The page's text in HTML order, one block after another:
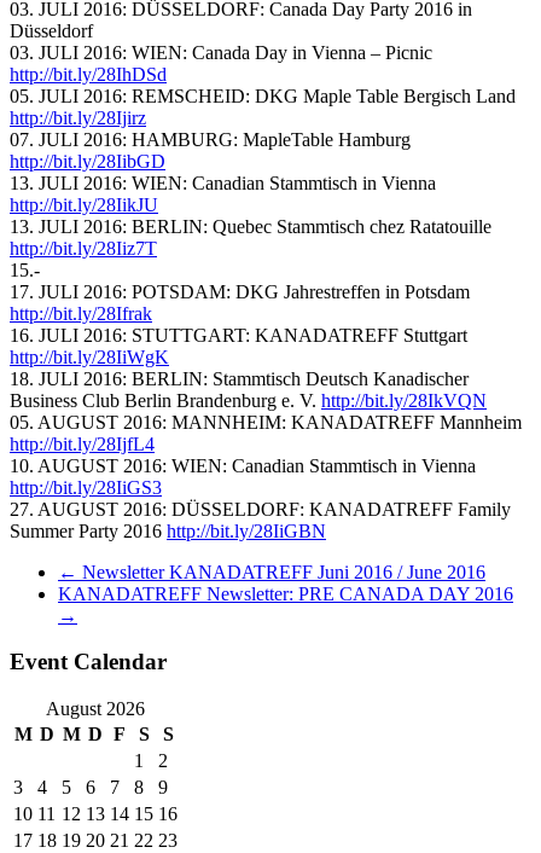
03. JULI 2016: DÜSSELDORF: Canada Day Party 2016 in
Düsseldorf
03. JULI 2016: WIEN: Canada Day in Vienna – Picnic
http://bit.ly/28IhDSd
05. JULI 2016: REMSCHEID: DKG Maple Table Bergisch Land
http://bit.ly/28Ijirz
07. JULI 2016: HAMBURG: MapleTable Hamburg
http://bit.ly/28IibGD
13. JULI 2016: WIEN: Canadian Stammtisch in Vienna
http://bit.ly/28IikJU
13. JULI 2016: BERLIN: Quebec Stammtisch chez Ratatouille
http://bit.ly/28Iiz7T
15.-
17. JULI 2016: POTSDAM: DKG Jahrestreffen in Potsdam
http://bit.ly/28Ifrak
16. JULI 2016: STUTTGART: KANADATREFF Stuttgart
http://bit.ly/28IiWgK
18. JULI 2016: BERLIN: Stammtisch Deutsch Kanadischer
Business Club Berlin Brandenburg e. V. http://bit.ly/28IkVQN
05. AUGUST 2016: MANNHEIM: KANADATREFF Mannheim
http://bit.ly/28IjfL4
10. AUGUST 2016: WIEN: Canadian Stammtisch in Vienna
http://bit.ly/28IiGS3
27. AUGUST 2016: DÜSSELDORF: KANADATREFF Family
Summer Party 2016 http://bit.ly/28IiGBN
← Newsletter KANADATREFF Juni 2016 / June 2016
KANADATREFF Newsletter: PRE CANADA DAY 2016
→
Event Calendar
August 2026
M D M D F S
S
1
2
3
4 5 6 7 8
9
10 11 12 13 14 15 16
17 18 19 20 21 22 23